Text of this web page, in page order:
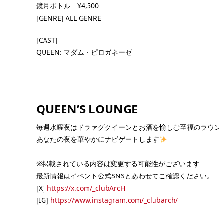
鏡月ボトル ¥4,500
[GENRE] ALL GENRE
[CAST]
QUEEN: マダム・ピロガネーゼ
QUEEN’S LOUNGE
毎週水曜夜はドラァグクイーンとお酒を愉しむ至福のラウ
あなたの夜を華やかにナビゲートします
※掲載されている内容は変更する可能性がございます
最新情報はイベント公式SNSとあわせてご確認ください。
[X] https://x.com/_clubArcH
[IG] https://www.instagram.com/_clubarch/
20:00 –
ディスカウン